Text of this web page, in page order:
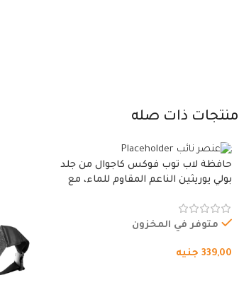
منتجات ذات صله
حافظة لاب توب فوكس كاجوال من جلد
بولي يوريثين الناعم المقاوم للماء، مع
متوفر في المخزون
339,00 جنيه